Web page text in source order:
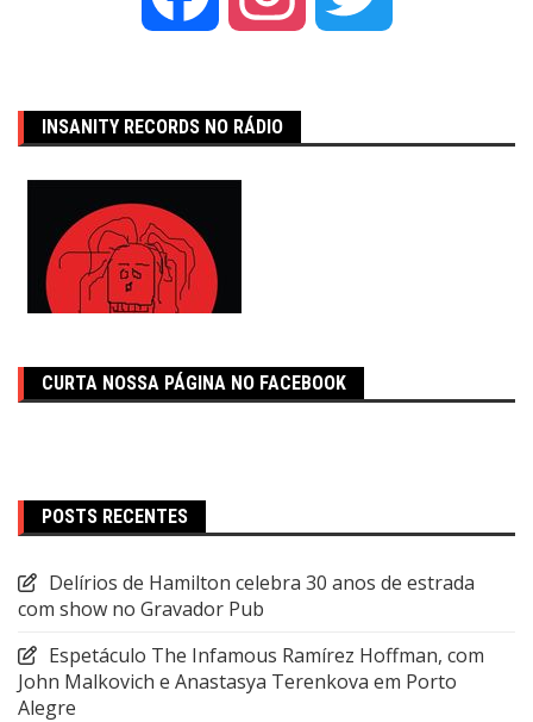
INSANITY RECORDS NO RÁDIO
CURTA NOSSA PÁGINA NO FACEBOOK
POSTS RECENTES
Delírios de Hamilton celebra 30 anos de estrada
com show no Gravador Pub
Espetáculo The Infamous Ramírez Hoffman, com
John Malkovich e Anastasya Terenkova em Porto
Alegre